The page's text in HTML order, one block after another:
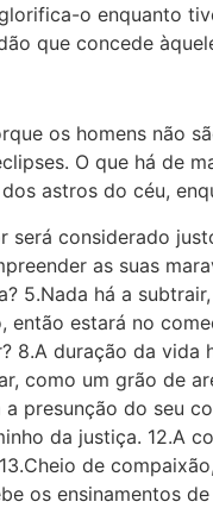
o enquanto
que concede
os homens não
O que há de
astros do céu,
considerado
as suas
5.Nada há a
estará no
8.A duração da
como um grão de
presunção do seu
da justiça. 12.A
de
os ensinamentos